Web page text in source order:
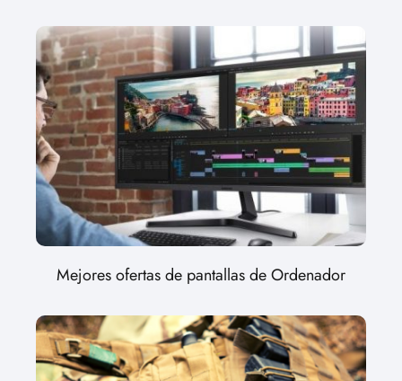
Mejores ofertas de pantallas de Ordenador